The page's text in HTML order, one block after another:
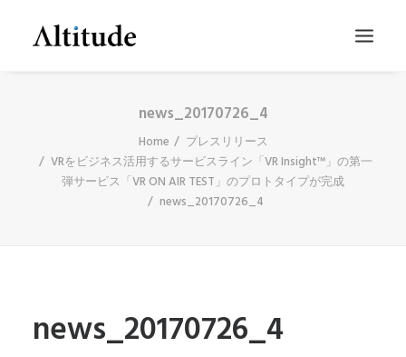
news_20170726_4
Home
プレスリリース
VRをビジネス活用するサービスライン「VR Insight™」の第一
弾サービス「VR ON AIR TEST」のプロトタイプが完成
news_20170726_4
news_20170726_4